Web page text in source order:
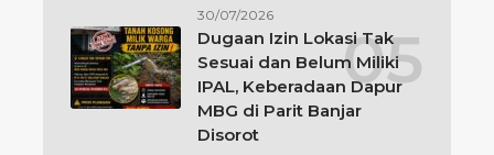
30/07/2026
Dugaan Izin Lokasi Tak
Sesuai dan Belum Miliki
IPAL, Keberadaan Dapur
MBG di Parit Banjar
Disorot